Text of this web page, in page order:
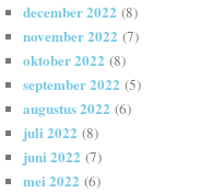
december 2022 (8)
november 2022 (7)
oktober 2022 (8)
september 2022 (5)
augustus 2022 (6)
juli 2022 (8)
juni 2022 (7)
mei 2022 (6)